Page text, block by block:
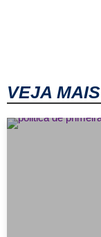
VEJA MAIS